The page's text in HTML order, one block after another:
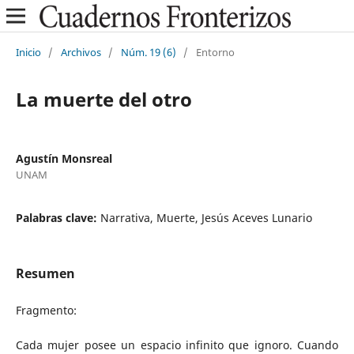
Inicio / Archivos / Núm. 19 (6) / Entorno
La muerte del otro
Agustín Monsreal
UNAM
Palabras clave: Narrativa, Muerte, Jesús Aceves Lunario
Resumen
Fragmento:
Cada mujer posee un espacio infinito que ignoro. Cuando